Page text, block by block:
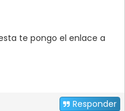
te pongo el enlace a
Responder